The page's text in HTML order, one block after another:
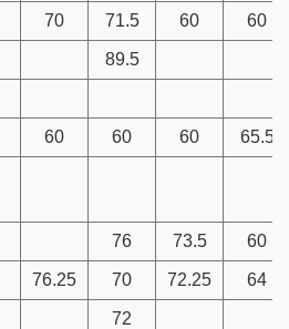
70 71.5 60 60
89.5
60 60 60 65.5
76 73.5 60
76.25 70 72.25 64
72